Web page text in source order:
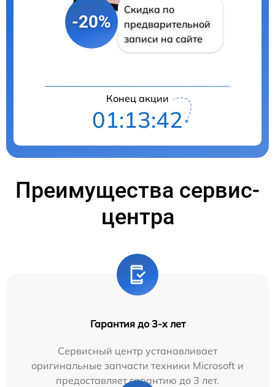
-20%
Скидка по
предварительной
записи на сайте
Конец акции
01:13:41
Преимущества сервис-
центра
Гарантия до 3-х лет
Сервисный центр устанавливает
оригинальные запчасти техники Microsoft и
предоставляет гарантию до 3 лет.